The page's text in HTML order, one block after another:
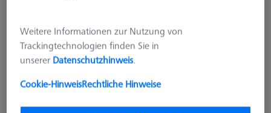
Weitere Informationen zur Nutzung von
Trackingtechnologien finden Sie in
unserer Datenschutzhinweis.
Cookie-HinweisRechtliche Hinweise